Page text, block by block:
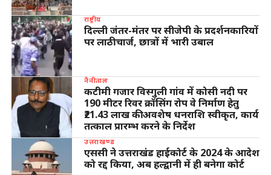
राष्ट्रीय
दिल्ली जंतर-मंतर पर सीजेपी के प्रदर्शनकारियों
पर लाठीचार्ज, छात्रों में भारी उबाल
नैनीताल
कटीमी गजार विस्गुली गांव में कोसी नदी पर
190 मीटर रिवर क्रॉसिंग रोप वे निर्माण हेतु
₹21.43 लाख की अवशेष धनराशि स्वीकृत, कार्य
तत्काल प्रारम्भ करने के निर्देश
उत्तराखण्ड
एससी ने उत्तराखंड हाईकोर्ट के 2024 के आदेश
को रद्द किया, अब हल्द्वानी में ही बनेगा कोर्ट